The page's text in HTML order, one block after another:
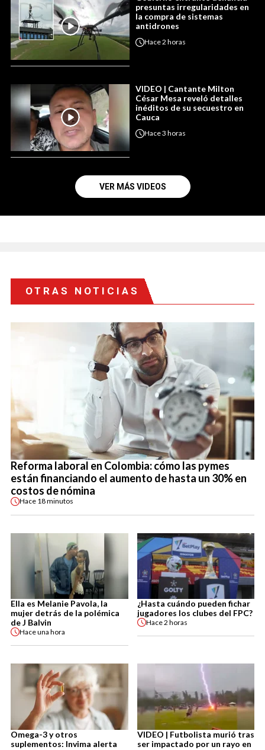
presuntas irregularidades en
la compra de sistemas
antidrones
Hace2 horas
VIDEO | Cantante Milton
César Mesa reveló detalles
inéditos de su secuestro en
Cauca
Hace3 horas
VER MÁS VIDEOS
OTRAS NOTICIAS
Reforma laboral en Colombia: cómo las pymes
están financiando el aumento de hasta un 30% en
costos de nómina
Hace 18 minutos
Ella es Melanie Pavola, la
mujer detrás de la polémica
de J Balvin
Haceuna hora
¿Hasta cuándo pueden fichar
jugadores los clubes del FPC?
Hace2 horas
Omega-3 y otros
suplementos: Invima alerta
VIDEO | Futbolista murió tras
ser impactado por un rayo en